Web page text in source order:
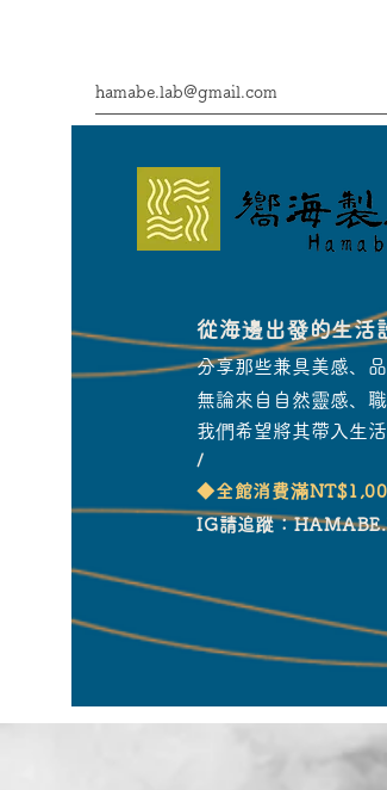
hamabe.lab@gmail.com
從海邊出發的生活
分享那些兼具美感、
無論來自自然靈感、
我們希望將其帶入生
/
​◆全館消費滿
IG請追蹤：